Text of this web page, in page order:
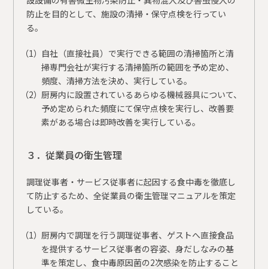
防止を目的として、施設の清掃・保守点検を行ってい
る。
自社（直接社員）で実行できる範囲の清掃箇所と清
掃専門会社が実行する清掃箇所の範囲を予め定め、
頻度、清掃方法を決め、実行している。
厨房内に設置されているあらゆる機械器具について、
予め定められた頻度にて保守点検を実行し、改善要
素がある場合は即時改善を実行している。
３．従業員の衛生管理
調理従事者・サービス従事者に起因する食中毒を徹底し
て防止するため、全従業員の衛生管理マニュアルを策定
している。
厨房内で調理を行う調理従事者、ゲストへ直接食品
を提供するサービス従事者の容姿、身だしなみの基
準を策定し、食中毒原因菌の2次感染を防止すること